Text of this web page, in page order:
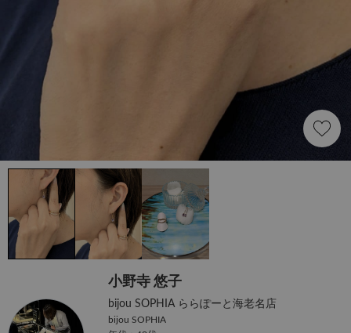
小野寺 悠子
bijou SOPHIA ららぽーと海老名店
bijou SOPHIA